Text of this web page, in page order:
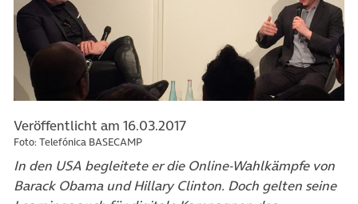
Veröffentlicht am 16.03.2017
Foto: Telefónica BASECAMP
In den USA begleitete er die Online-Wahlkämpfe von
Barack Obama und Hillary Clinton. Doch gelten seine